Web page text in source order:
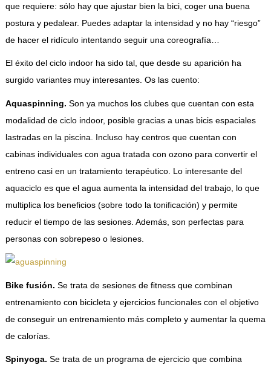
que requiere: sólo hay que ajustar bien la bici, coger una buena
postura y pedalear. Puedes adaptar la intensidad y no hay “riesgo”
de hacer el ridículo intentando seguir una coreografía…
El éxito del ciclo indoor ha sido tal, que desde su aparición ha
surgido variantes muy interesantes. Os las cuento:
Aquaspinning. Son ya muchos los clubes que cuentan con esta
modalidad de ciclo indoor, posible gracias a unas bicis espaciales
lastradas en la piscina. Incluso hay centros que cuentan con
cabinas individuales con agua tratada con ozono para convertir el
entreno casi en un tratamiento terapéutico. Lo interesante del
aquaciclo es que el agua aumenta la intensidad del trabajo, lo que
multiplica los beneficios (sobre todo la tonificación) y permite
reducir el tiempo de las sesiones. Además, son perfectas para
personas con sobrepeso o lesiones.
Bike fusión. Se trata de sesiones de fitness que combinan
entrenamiento con bicicleta y ejercicios funcionales con el objetivo
de conseguir un entrenamiento más completo y aumentar la quema
de calorías.
Spinyoga. Se trata de un programa de ejercicio que combina